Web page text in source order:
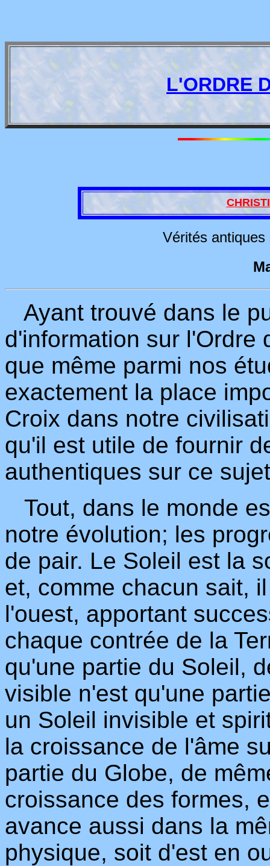
L'ORDRE
Vérités
Ayant trouvé dans le
d'information sur l'Ordre
que même parmi nos
exactement la place
Croix dans notre
qu'il est utile de fournir
authentiques sur ce
Tout, dans le monde
notre évolution; les
de pair. Le Soleil est la
et, comme chacun sait,
l'ouest, apportant
chaque contrée de la
qu'une partie du Soleil,
visible n'est qu'une
un Soleil invisible et
la croissance de l'âme
partie du Globe, de
croissance des formes,
avance aussi dans la
physique, soit d'est en